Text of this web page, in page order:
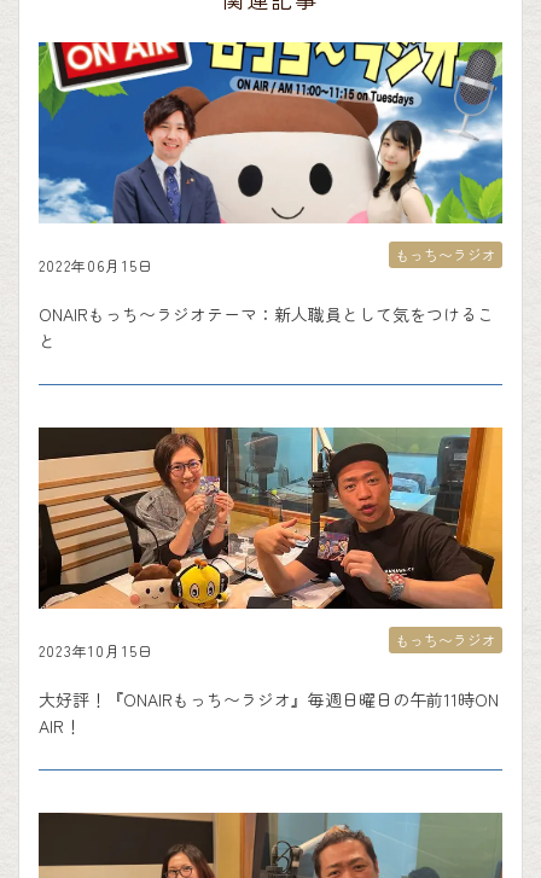
2022年06月15日
ONAIRもっち〜ラジオテーマ：新人職員として気をつけるこ
と
もっち〜ラジオ
2023年10月15日
大好評！『ONAIRもっち〜ラジオ』毎週日曜日の午前11時ON
AIR！
もっち〜ラジオ